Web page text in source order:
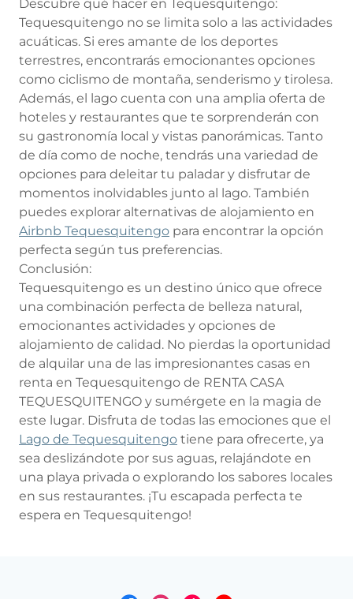
Descubre qué hacer en Tequesquitengo:
Tequesquitengo no se limita solo a las actividades
acuáticas. Si eres amante de los deportes
terrestres, encontrarás emocionantes opciones
como ciclismo de montaña, senderismo y tirolesa.
Además, el lago cuenta con una amplia oferta de
hoteles y restaurantes que te sorprenderán con
su gastronomía local y vistas panorámicas. Tanto
de día como de noche, tendrás una variedad de
opciones para deleitar tu paladar y disfrutar de
momentos inolvidables junto al lago. También
puedes explorar alternativas de alojamiento en
Airbnb Tequesquitengo para encontrar la opción
perfecta según tus preferencias.
Conclusión:
Tequesquitengo es un destino único que ofrece
una combinación perfecta de belleza natural,
emocionantes actividades y opciones de
alojamiento de calidad. No pierdas la oportunidad
de alquilar una de las impresionantes casas en
renta en Tequesquitengo de RENTA CASA
TEQUESQUITENGO y sumérgete en la magia de
este lugar. Disfruta de todas las emociones que el
Lago de Tequesquitengo tiene para ofrecerte, ya
sea deslizándote por sus aguas, relajándote en
una playa privada o explorando los sabores locales
en sus restaurantes. ¡Tu escapada perfecta te
espera en Tequesquitengo!